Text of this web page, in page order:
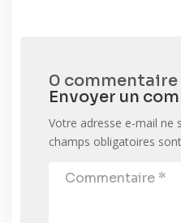
0 commentaire
Envoyer un
Votre adresse e-mail ne
champs obligatoires